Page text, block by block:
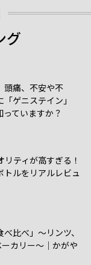
グ
頭痛、不安や不
ゲニステイン」
っていますか？
リティが高すぎる！
トルをリアルレビュ
比べ」～リンツ、
カリー～｜かがや